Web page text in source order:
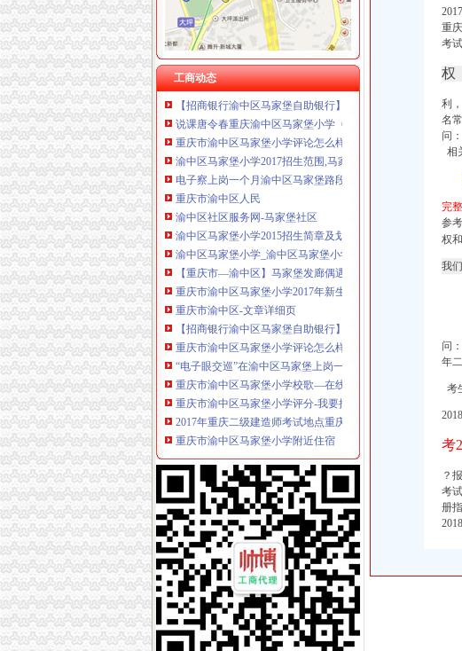
工商动态
重庆市渝中区马家堡粮店_重庆市_渝中区_企业在线
重庆市渝中区马家堡安利专卖店地址重庆市马家堡哪有卖安
【重庆市—渝中区】马家堡发廊偶遇品美少女（申请毕业-曲
渝中区马家堡小学好不好呀？求指教-早教幼儿园小学-重庆购
【招商银行渝中区马家堡自助银行】招商银行渝中区马家堡自
说课唐令春重庆渝中区马家堡小学《可能》-原创-搜狐
重庆市渝中区马家堡小学评论怎么样-我要搜学网
渝中区马家堡小学2017招生范围,马家堡小学6月24日报名-小
电子察上岗一个月渝中区马家堡路段变通畅重庆新闻联播—
重庆市渝中区人民
渝中区社区服务网-马家堡社区
渝中区马家堡小学2015招生简章及划片-重庆本地宝
渝中区马家堡小学_渝中区马家堡小学爱问问同学录频道
【重庆市—渝中区】马家堡发廊偶遇品美少女（申请毕业-曲
重庆市渝中区马家堡小学2017年新生招生通告！_重庆幼升小
重庆市渝中区-文章详细页
【招商银行渝中区马家堡自助银行】招商银行渝中区马家堡自
重庆市渝中区马家堡小学评论怎么样-我要搜学网
“电子眼交巡”在渝中区马家堡上岗一个月_第1页-七一网
重庆市渝中区马家堡小学校歌—在线播放—优酷网,高清在线
重庆市渝中区马家堡小学评分-我要搜学网
2017年重庆二级建造师考试地点重庆市渝中区马家堡小学在哪
重庆市渝中区马家堡小学附近住宿
重庆市渝中区马家堡安利专卖店地址重庆市马家堡哪有卖安
渝中区马家堡小学应急避难场所到马家堡怎么走？-住哪网
求助,在渝中区马家堡办过准生证MM帮忙说哈有些啥要求。-
重庆市渝中区马家堡副食经营部饮料批发部
渝中区马家堡小学二年级三班二单元复习资料(一)_老师_新浪
[转载]渝中区马家堡小学二年级三班二单元复习资料(三)_萱萱
重庆市渝中区马家堡付食经营部长征付食门市_【信用信息_诉
重庆市渝中区马家堡小学二年级3班歌咏比赛-原创-高清-爱奇艺
修改重庆市渝中区马家堡小学资料-我要搜学网
渝中区马家堡小学好不好呀？求指教-早教幼儿园小学-重庆购
说课唐令春重庆渝中区马家堡小学《可能》-原创-搜狐
重庆市渝中区马家堡小学-城市吧街景地图
重
考
权
利
名
问
相
完
参
权
我
问
年
考
考
？
考
册